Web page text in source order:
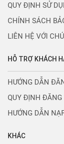
QUY ĐỊNH SỬ
CHÍNH SÁCH
LIÊN HỆ VỚI
HỖ TRỢ KHÁCH
HƯỚNG DẪN
QUY ĐỊNH ĐĂNG
HƯỚNG DẪN
KHÁC